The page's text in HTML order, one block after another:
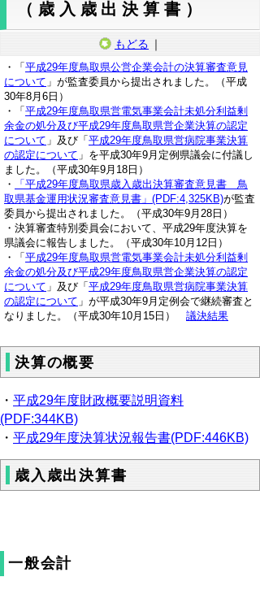
（歳入歳出決算書）
もどる ｜
・「 平成29年度鳥取県公営企業会計の決算審査意見
について 」が監査委員から提出されました。（平成
30年8月6日）
・「 平成29年度鳥取県営電気事業会計未処分利益剰
余金の処分及び平成29年度鳥取県営企業決算の認定
について 」及び「 平成29年度鳥取県営病院事業決算
の認定について 」を平成30年9月定例県議会に付議し
ました。（平成30年9月18日）
・
「平成29年度鳥取県歳入歳出決算審査意見書 鳥
取県基金運用状況審査意見書」(PDF:4,325KB)が監査
委員から提出されました。（平成30年9月28日）
・決算審査特別委員会において、平成29年度決算を
県議会に報告しました。（平成30年10月12日）
・「 平成29年度鳥取県営電気事業会計未処分利益剰
余金の処分及び平成29年度鳥取県営企業決算の認定
について 」及び「 平成29年度鳥取県営病院事業決算
の認定について 」が平成30年9月定例会で継続審査と
なりました。（平成30年10月15日） 議決結果
決算の概要
・ 平成29年度財政概要説明資料
(PDF:344KB)
・ 平成29年度決算状況報告書(PDF:446KB)
歳入歳出決算書
一般会計